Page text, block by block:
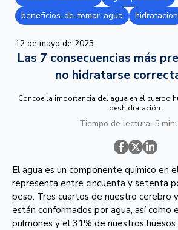
beneficios-de-tomar-agua
hidratacion
12 de mayo de 2023
Las 7 consecuencias más
no hidratarse
Concoe la importancia del agua en el cuerpo
deshidratación.
Tiempo de lectura: 5
El agua es un componente químico en
representa entre cincuenta y setenta
peso. Tres cuartos de nuestro cerebro
están conformados por agua, así como
pulmones y el 31% de nuestros huesos